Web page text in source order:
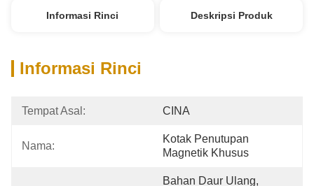
Informasi Rinci Deskripsi Produk
Informasi Rinci
Tempat Asal: CINA
Nama:
Kotak Penutupan
Magnetik Khusus
Bahan Daur Ulang,